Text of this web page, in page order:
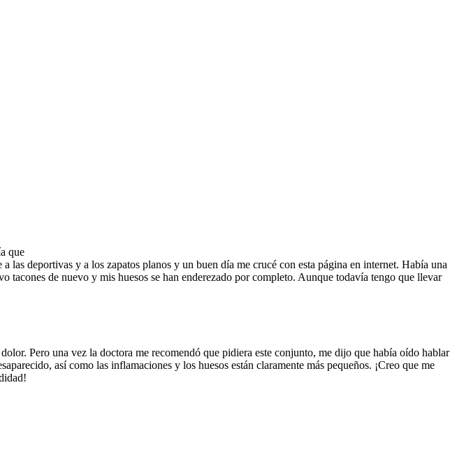
que
deportivas y a los zapatos planos y un buen día me crucé con esta página en internet. Había una
de nuevo y mis huesos se han enderezado por completo. Aunque todavía tengo que llevar
Pero una vez la doctora me recomendó que pidiera este conjunto, me dijo que había oído hablar
así como las inflamaciones y los huesos están claramente más pequeños. ¡Creo que me